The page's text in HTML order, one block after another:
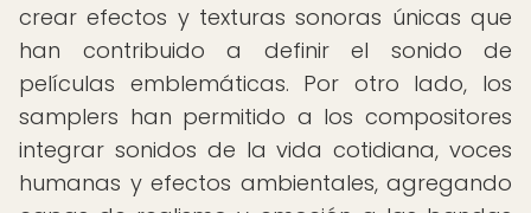
crear efectos y texturas sonoras únicas que
han contribuido a definir el sonido de
películas emblemáticas. Por otro lado, los
samplers han permitido a los compositores
integrar sonidos de la vida cotidiana, voces
humanas y efectos ambientales, agregando